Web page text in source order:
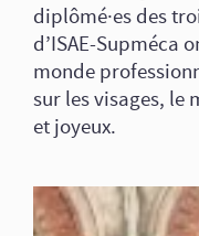
diplômé·es des
d’ISAE-Supméca
monde
sur les visages, le
et joyeux.